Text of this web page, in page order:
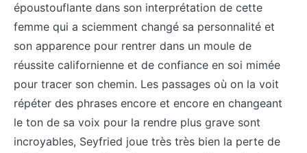
époustouflante dans son interprétation de cette
femme qui a sciemment changé sa personnalité et
son apparence pour rentrer dans un moule de
réussite californienne et de confiance en soi mimée
pour tracer son chemin. Les passages où on la voit
répéter des phrases encore et encore en changeant
le ton de sa voix pour la rendre plus grave sont
incroyables, Seyfried joue très très bien la perte de